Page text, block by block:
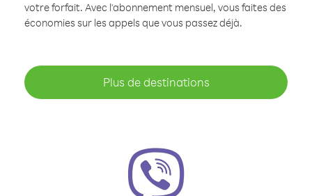
votre forfait. Avec l'abonnement mensuel, vous faites des
économies sur les appels que vous passez déjà.
Plus de destinations